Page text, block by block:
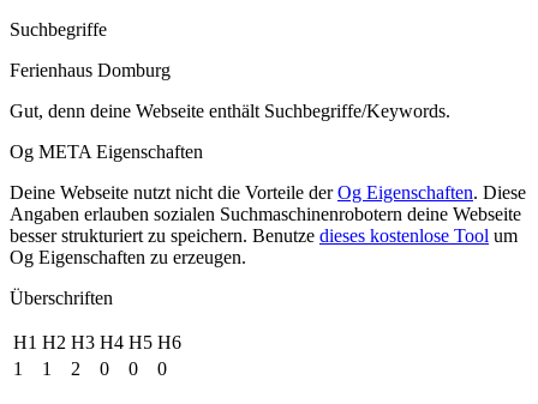
Suchbegriffe
Ferienhaus Domburg
Gut, denn deine Webseite enthält Suchbegriffe/Keywords.
Og META Eigenschaften
Deine Webseite nutzt nicht die Vorteile derOg Eigenschaften. Diese
Angaben erlauben sozialen Suchmaschinenrobotern deine Webseite
besser strukturiert zu speichern. Benutze dieses kostenlose Tool um
Og Eigenschaften zu erzeugen.
Überschriften
H1 H2 H3 H4 H5 H6
1
1 2 0 0 0